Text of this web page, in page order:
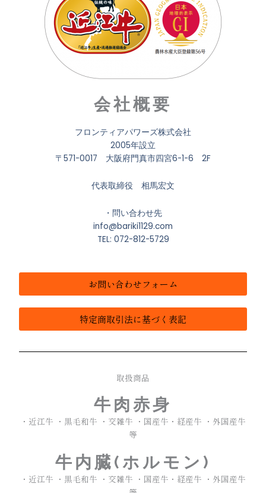
会社概要
フロンティアパワーズ株式会社
2005年設立
〒571-0017 大阪府門真市四宮6-1-6 2F
代表取締役 相馬宏文
・問い合わせ先
info@bariki1129.com
TEL: 072-812-5729
お問い合わせフォーム
特定商取引法に基づく表記
取扱商品
牛肉赤身
・近江牛 ・黒毛和牛 ・交雑牛 ・国産牛・経産牛 ・外国産牛
等
牛内臓(ホルモン)
・近江牛 ・黒毛和牛 ・交雑牛 ・国産牛・経産牛 ・外国産牛